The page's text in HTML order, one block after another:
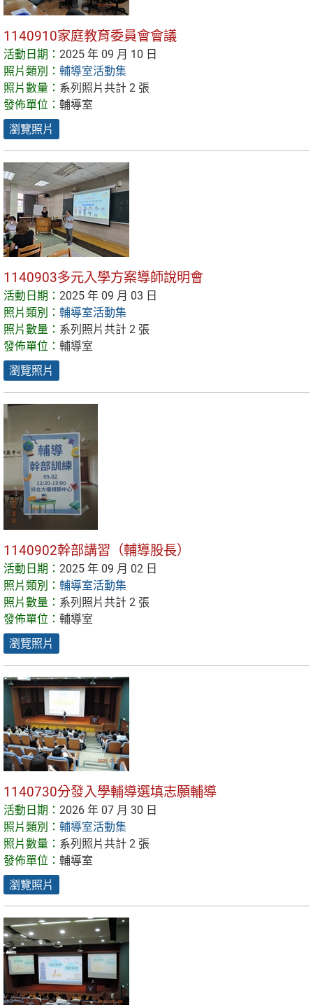
1140910家庭教育委員會會議
活動日期： 2025 年 09 月 10 日
照片類別： 輔導室活動集
照片數量： 系列照片共計 2 張
發佈單位： 輔導室
瀏覽照片
1140903多元入學方案導師說明會
活動日期： 2025 年 09 月 03 日
照片類別： 輔導室活動集
照片數量： 系列照片共計 2 張
發佈單位： 輔導室
瀏覽照片
1140902幹部講習（輔導股長）
活動日期： 2025 年 09 月 02 日
照片類別： 輔導室活動集
照片數量： 系列照片共計 2 張
發佈單位： 輔導室
瀏覽照片
1140730分發入學輔導選填志願輔導
活動日期： 2026 年 07 月 30 日
照片類別： 輔導室活動集
照片數量： 系列照片共計 2 張
發佈單位： 輔導室
瀏覽照片